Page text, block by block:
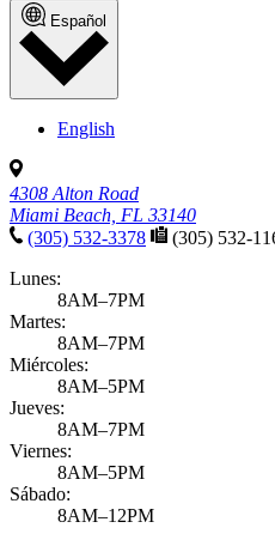
Español
English
4308 Alton Road
Miami Beach, FL 33140
(305) 532-3378
(305) 532-
Lunes:
8AM–7PM
Martes:
8AM–7PM
Miércoles:
8AM–5PM
Jueves:
8AM–7PM
Viernes:
8AM–5PM
Sábado:
8AM–12PM